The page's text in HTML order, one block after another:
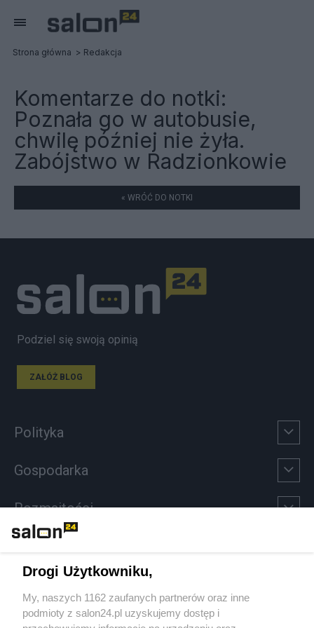
Strona główna Redakcja
Komentarze do notki:
Poznała go w autobusie,
chwilę później nie żyła.
Zabójstwo w Radzionkowie
« WRÓĆ DO NOTKI
Podziel się swoją opinią
ZAŁÓŻ BLOG
Polityka
Gospodarka
Rozmaitości
Sport
Społeczeństwo
Drogi Użytkowniku,
My, naszych 1162 zaufanych partnerów oraz inne
podmioty z salon24.pl uzyskujemy dostęp i